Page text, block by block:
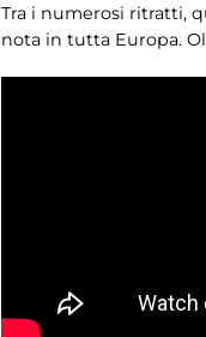
Tra i numerosi ritratti,
nota in tutta Europa.